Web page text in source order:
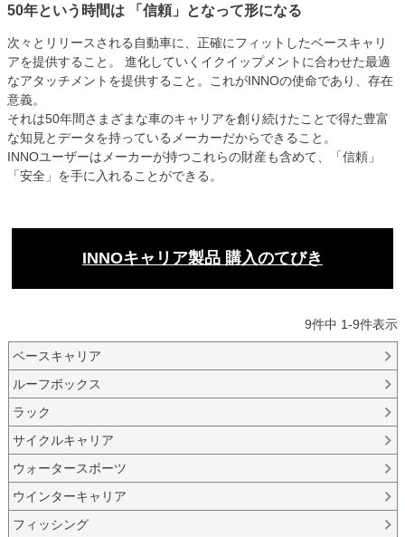
50年という時間は 「信頼」となって形になる
次々とリリースされる自動車に、正確にフィットしたベースキャリ
アを提供すること。 進化していくイクイップメントに合わせた最適
なアタッチメントを提供すること。これがINNOの使命であり、存在
意義。
それは50年間さまざまな車のキャリアを創り続けたことで得た豊富
な知見とデータを持っているメーカーだからできること。
INNOユーザーはメーカーが持つこれらの財産も含めて、「信頼」
「安全」を手に入れることができる。
INNOキャリア製品 購入のてびき
9件中 1-9件表示
ベースキャリア
ルーフボックス
ラック
サイクルキャリア
ウォータースポーツ
ウインターキャリア
フィッシング